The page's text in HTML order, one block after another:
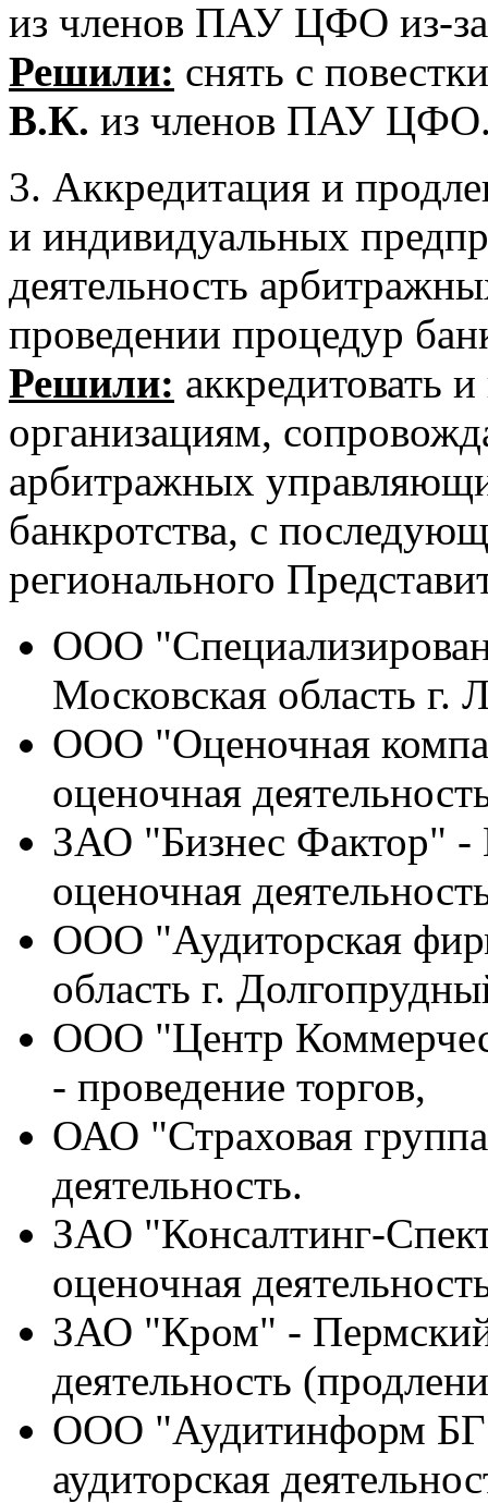
из членов ПАУ ЦФО из-
Решили: снять с
В.К. из членов ПАУ
3. Аккредитация и
и индивидуальных
деятельность
проведении процедур
Решили: аккредитовать
организациям,
арбитражных
банкротства, с
регионального
ООО
Московская область г.
ООО "Оценочная
оценочная
ЗАО "Бизнес Фактор" -
оценочная
ООО "Аудиторская
область г.
ООО "Центр
- проведение торгов,
ОАО "Страховая
деятельность.
ЗАО "Консалтинг-
оценочная
ЗАО "Кром" -
деятельность
ООО "Аудитинформ БГ"
аудиторская